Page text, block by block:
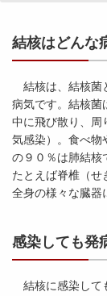
結核はどんな
結核は、結核菌
病気です。結核菌
中に飛び散り、周
気感染）。食べ物
の９０％は肺結核
たとえば脊椎（せ
全身の様々な臓器
感染しても発
結核に感染して